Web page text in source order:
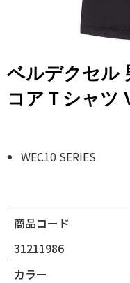
ベルデクセル
コアＴシャツ
WEC10 SERIES
商品コード
31211986
カラー